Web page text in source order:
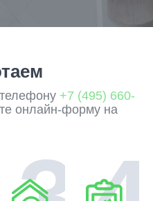
+7 (495) 660-
онлайн-форму на